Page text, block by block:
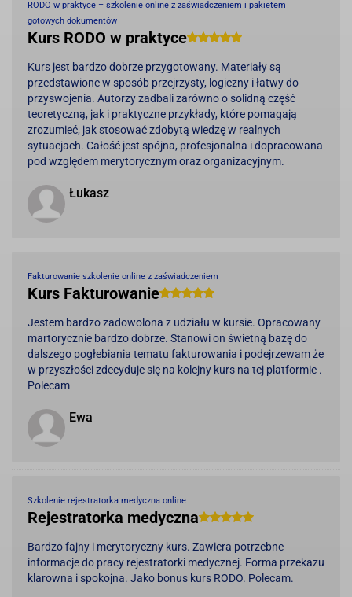
RODO w praktyce – szkolenie online z zaświadczeniem i pakietem
gotowych dokumentów
Kurs RODO w praktyce
Kurs jest bardzo dobrze przygotowany. Materiały są
przedstawione w sposób przejrzysty, logiczny i łatwy do
przyswojenia. Autorzy zadbali zarówno o solidną część
teoretyczną, jak i praktyczne przykłady, które pomagają
zrozumieć, jak stosować zdobytą wiedzę w realnych
sytuacjach. Całość jest spójna, profesjonalna i dopracowana
pod względem merytorycznym oraz organizacyjnym.
Łukasz
Fakturowanie szkolenie online z zaświadczeniem
Kurs Fakturowanie
Jestem bardzo zadowolona z udziału w kursie. Opracowany
martorycznie bardzo dobrze. Stanowi on świetną bazę do
dalszego pogłebiania tematu fakturowania i podejrzewam że
w przyszłości zdecyduje się na kolejny kurs na tej platformie .
Polecam
Ewa
Szkolenie rejestratorka medyczna online
Rejestratorka medyczna
Bardzo fajny i merytoryczny kurs. Zawiera potrzebne
informacje do pracy rejestratorki medycznej. Forma przekazu
klarowna i spokojna. Jako bonus kurs RODO. Polecam.